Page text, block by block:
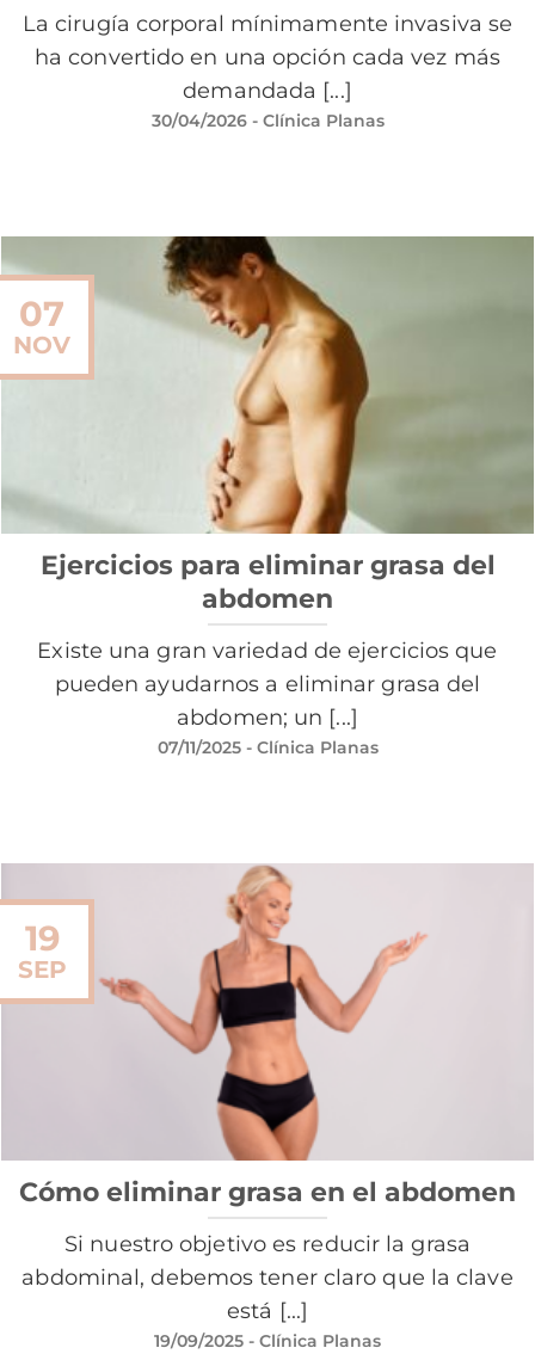
La cirugía corporal mínimamente invasiva se
ha convertido en una opción cada vez más
demandada [...]
30/04/2026- Clínica Planas
Ejercicios para eliminar grasa del
abdomen
Existe una gran variedad de ejercicios que
pueden ayudarnos a eliminar grasa del
abdomen; un [...]
07/11/2025- Clínica Planas
07
NOV
Cómo eliminar grasa en el abdomen
Si nuestro objetivo es reducir la grasa
abdominal, debemos tener claro que la clave
está [...]
19/09/2025 - Clínica Planas
19
SEP